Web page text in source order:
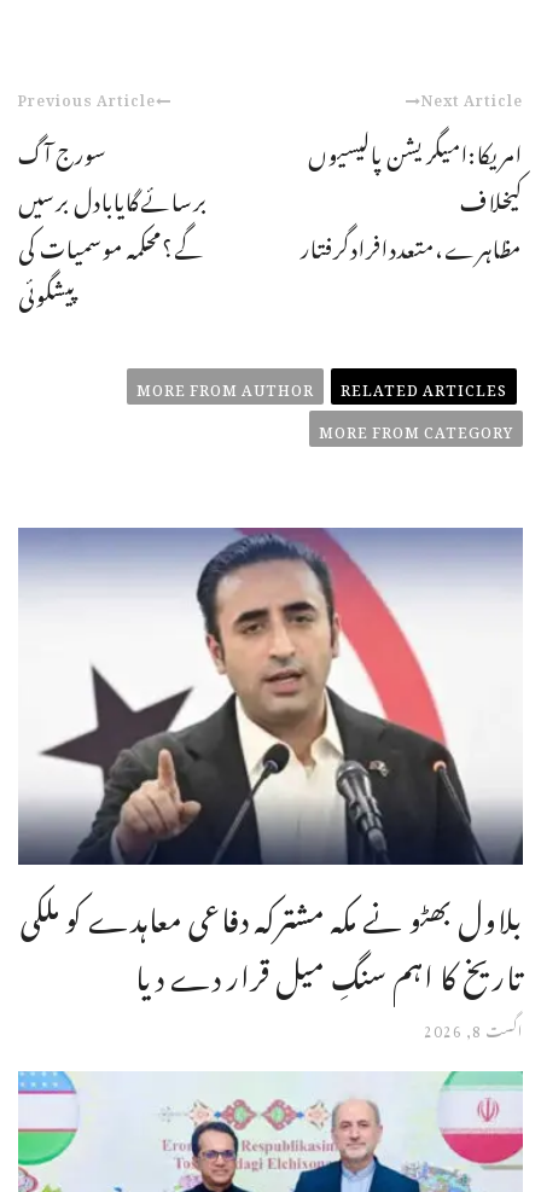
Previous Article
سورج آگ
برسائےگایابادل برسیں
گے؟محکمہ موسمیات کی
پیشگوئی
Next Article
امریکا:امیگریشن پالیسیوں
کیخلاف
مظاہرے،متعددافرادگرفتار
RELATED ARTICLES
MORE FROM AUTHOR
MORE FROM CATEGORY
بلاول بھٹو نے مکہ مشترکہ دفاعی معاہدے کو ملکی
تاریخ کا اہم سنگِ میل قرار دے دیا
اگست 8, 2026